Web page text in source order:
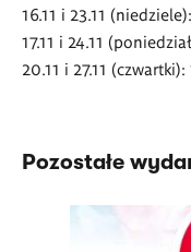
16.11 i 23.11
17.11 i 24.11
20.11 i 27.11
Pozostałe